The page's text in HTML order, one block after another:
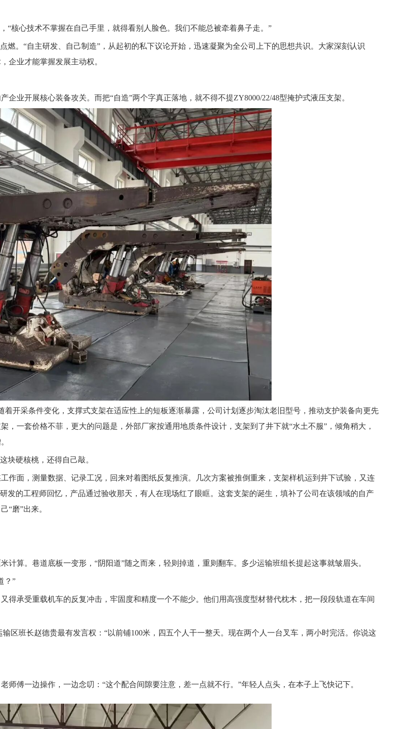
“核心技术不掌握在自己手里，就得看别人脸色。我们不能总被牵着鼻子走。”
燃。“自主研发、自己制造”，从起初的私下议论开始，迅速凝聚为全公司上下的思想共识。大家深刻认识
企业才能掌握发展主动权。
业开展核心装备攻关。而把“自造”两个字真正落地，就不得不提ZY8000/22/48型掩护式液压支架。
着开采条件变化，支撑式支架在适应性上的短板逐渐暴露，公司计划逐步淘汰老旧型号，推动支护装备向更先
一套价格不菲，更大的问题是，外部厂家按通用地质条件设计，支架到了井下就“水土不服”，倾角稍大，
块硬核桃，还得自己敲。
作面，测量数据、记录工况，回来对着图纸反复推演。几次方案被推倒重来，支架样机运到井下试验，又连
发的工程师回忆，产品通过验收那天，有人在现场红了眼眶。这套支架的诞生，填补了公司在该领域的自产
“磨”出来。
算。巷道底板一变形，“阴阳道”随之而来，轻则掉道，重则翻车。多少运输班组长提起这事就皱眉头。
？”
得承受重载机车的反复冲击，牢固度和精度一个不能少。他们用高强度型材替代枕木，把一段段轨道在车间
区班长赵德贵最有发言权：“以前铺100米，四五个人干一整天。现在两个人一台叉车，两小时完活。你说这
傅一边操作，一边念叨：“这个配合间隙要注意，差一点就不行。”年轻人点头，在本子上飞快记下。